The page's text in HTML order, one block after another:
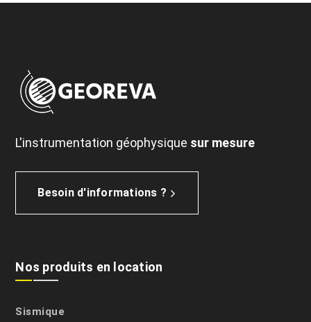
L'instrumentation géophysique sur mesure
Besoin d'informations ?
Nos produits en location
Sismique